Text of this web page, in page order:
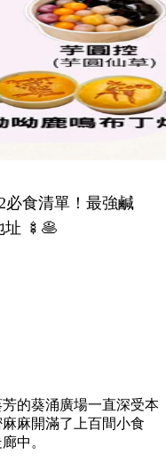
必食清單！最強鹹
址 🍢🥞
的葵涌廣場一直深受本
麻開滿了上百間小食
中。